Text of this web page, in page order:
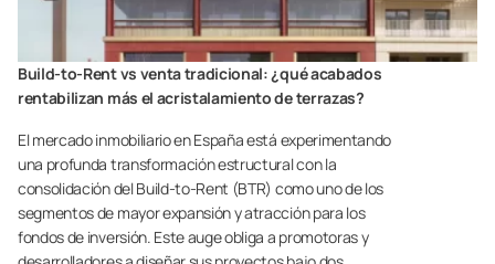
Build-to-Rent vs venta tradicional: ¿qué acabados
rentabilizan más el acristalamiento de terrazas?
El mercado inmobiliario en España está experimentando
una profunda transformación estructural con la
consolidación del Build-to-Rent (BTR) como uno de los
segmentos de mayor expansión y atracción para los
fondos de inversión. Este auge obliga a promotoras y